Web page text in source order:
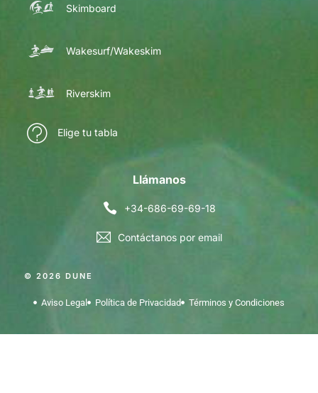
Skimboard
Wakesurf/Wakeskim
Riverskim
Elige tu tabla
Llámanos
+34-686-69-69-18
Contáctanos por email
© 2026 DUNE
Aviso Legal Política de Privacidad Términos y Condiciones